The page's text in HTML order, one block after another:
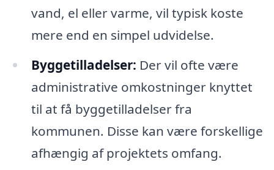
vand, el eller varme, vil typisk koste
mere end en simpel udvidelse.
Byggetilladelser: Der vil ofte være
administrative omkostninger knyttet
til at få byggetilladelser fra
kommunen. Disse kan være forskellige
afhængig af projektets omfang.